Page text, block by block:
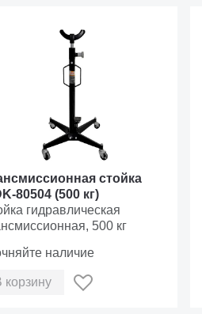
стойка
80504 (500 кг)
гидравлическая
500 кг
наличие
корзину